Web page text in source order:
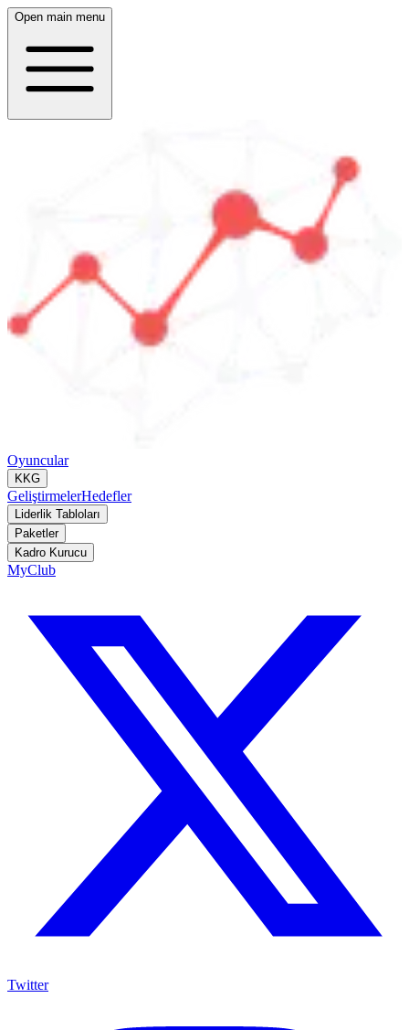
Open main menu
Oyuncular
KKG
GeliştirmelerHedefler
Liderlik Tabloları
Paketler
Kadro Kurucu
MyClub
Twitter